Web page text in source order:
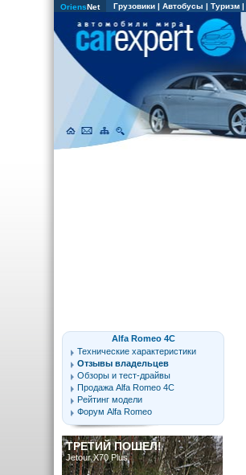
OriensNet Грузовики | Автобусы | Туризм |
Alfa Romeo 4C
Технические характеристики
Отзывы владельцев
Обзоры и тест-драйвы
Продажа Alfa Romeo 4C
Рейтинг модели
Форум Alfa Romeo
ТРЕТИЙ ПОШЕЛ!
Jetour X70 Plus